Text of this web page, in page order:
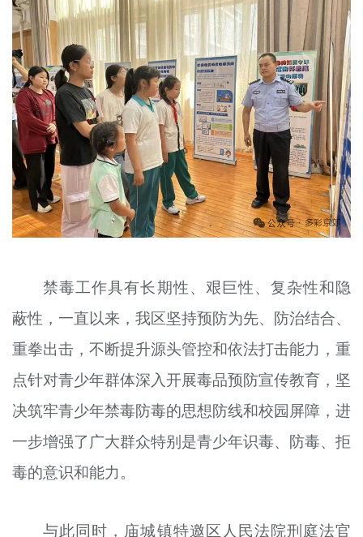
禁毒工作具有长期性、艰巨性、复杂性和隐
蔽性，一直以来，我区坚持预防为先、防治结合、
重拳出击，不断提升源头管控和依法打击能力，重
点针对青少年群体深入开展毒品预防宣传教育，坚
决筑牢青少年禁毒防毒的思想防线和校园屏障，进
一步增强了广大群众特别是青少年识毒、防毒、拒
毒的意识和能力。
与此同时，庙城镇特邀区人民法院刑庭法官